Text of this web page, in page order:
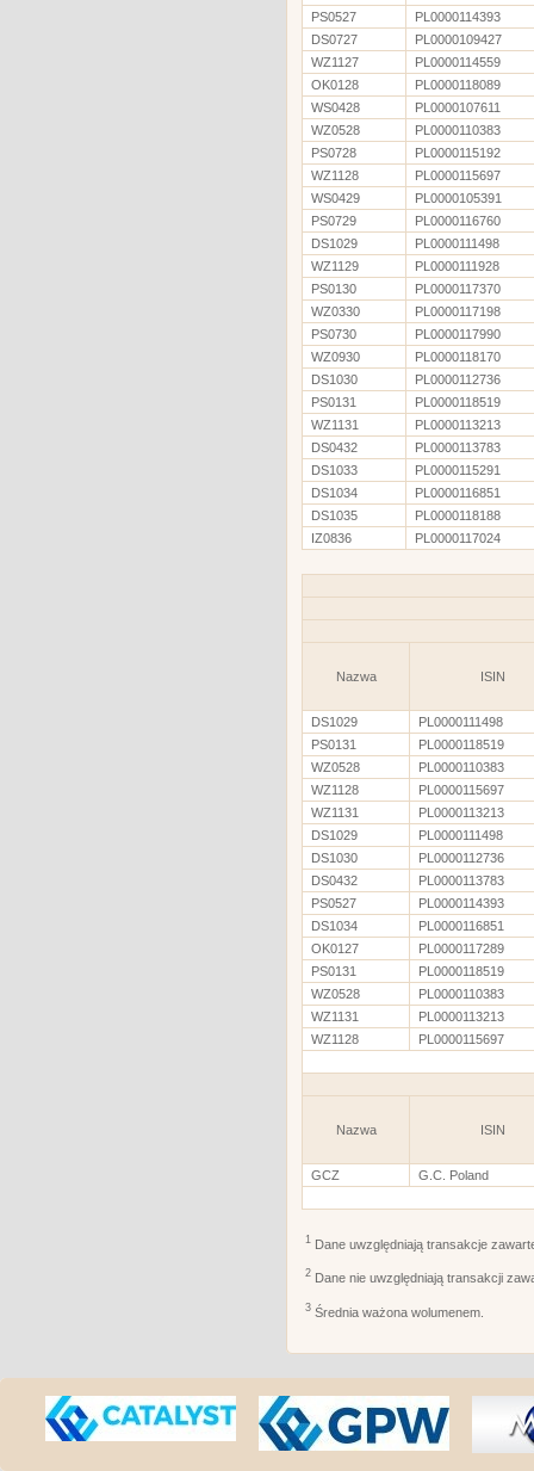
PS0527
PL0000114393
DS0727
PL0000109427
WZ1127
PL0000114559
OK0128
PL0000118089
WS0428
PL0000107611
WZ0528
PL0000110383
PS0728
PL0000115192
WZ1128
PL0000115697
WS0429
PL0000105391
PS0729
PL0000116760
DS1029
PL0000111498
WZ1129
PL0000111928
PS0130
PL0000117370
WZ0330
PL0000117198
PS0730
PL0000117990
WZ0930
PL0000118170
DS1030
PL0000112736
PS0131
PL0000118519
WZ1131
PL0000113213
DS0432
PL0000113783
DS1033
PL0000115291
DS1034
PL0000116851
DS1035
PL0000118188
IZ0836
PL0000117024
Nazwa ISIN
DS1029
PL0000111498
PS0131
PL0000118519
WZ0528
PL0000110383
WZ1128
PL0000115697
WZ1131
PL0000113213
DS1029
PL0000111498
DS1030
PL0000112736
DS0432
PL0000113783
PS0527
PL0000114393
DS1034
PL0000116851
OK0127
PL0000117289
PS0131
PL0000118519
WZ0528
PL0000110383
WZ1131
PL0000113213
WZ1128
PL0000115697
Nazwa ISIN
GCZ G.C. Poland
1 Dane uwzględniają transakcje
2 Dane nie uwzględniają transakcji
3 Średnia ważona wolumenem.